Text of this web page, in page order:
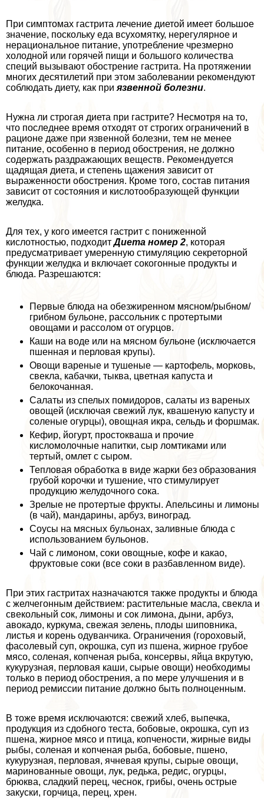
При симптомах гастрита лечение диетой имеет большое
значение, поскольку еда всухомятку, нерегулярное и
нерациональное питание, употрeбление чрезмерно
холодной или горячей пищи и большого количества
специй вызывают обострение гастрита. На протяжении
многих десятилетий при этом заболевании рекомендуют
соблюдать диету, как при язвенной болезни.
Нужна ли строгая диета при гастрите? Несмотря на то,
что последнее время отходят от строгих ограничений в
рационе даже при язвенной болезни, тем не менее
питание, особенно в период обострения, не должно
содержать раздражающих веществ. Рекомендуется
щадящая диета, и степень щажения зависит от
выраженности обострения. Кроме того, состав питания
зависит от состояния и кислотообразующей функции
желудка.
Для тех, у кого имеется гастрит с пониженной
кислотностью, подходитДиета номер 2, которая
предусматривает умеренную стимуляцию секреторной
функции желудка и включает сокогонные продукты и
блюда. Разрешаются:
Первые блюда на обезжиренном мясном/рыбном/
грибном бульоне, рассольник с протертыми
овощами и рассолом от огурцов.
Каши на воде или на мясном бульоне (исключается
пшенная и перловая крупы).
Овощи вареные и тушеные — картофель, морковь,
свекла, кабачки, тыква, цветная капуста и
белокочанная.
Салаты из спелых помидоров, салаты из вареных
овощей (исключая свежий лук, квашеную капусту и
соленые огурцы), овощная икра, сельдь и форшмак.
Кефир, йогурт, простокваша и прочие
кисломолочные напитки, сыр ломтиками или
тертый, омлет с сыром.
Тепловая обработка в виде жарки без образования
грубой корочки и тушение, что стимулирует
продукцию желудочного сока.
Зрелые не протертые фрукты. Апельсины и лимоны
(в чай), мaндарины, арбуз, виноград.
Соусы на мясных бульонах, заливные блюда с
использованием бульонов.
Чай с лимоном, соки овощные, кофе и какао,
фруктовые соки (все соки в разбавленном виде).
При этих гастритах назначаются также продукты и блюда
с желчегонным действием: растительные масла, свекла и
свекольный сок, лимоны и сок лимона, дыни, арбуз,
авокадо, куркума, свежая зелень, плоды шиповника,
листья и корень одуванчика. Ограничения (гороховый,
фасолевый суп, окрошка, суп из пшена, жирное грубое
мясо, соленая, копченая рыба, консервы, яйца вкрутую,
кукурузная, перловая каши, сырые овощи) необходимы
только в период обострения, а по мере улучшения и в
период ремиссии питание должно быть полноценным.
В тоже время исключаются: свежий хлеб, выпечка,
продукция из сдобного теста, бобовые, окрошка, суп из
пшена, жирное мясо и птица, копчености, жирные виды
рыбы, соленая и копченая рыба, бобовые, пшено,
кукурузная, перловая, ячневая крупы, сырые овощи,
маринованные овощи, лук, редька, редис, огурцы,
брюква, сладкий перец, чеснок, грибы, очень острые
закуски, горчица, перец, хрен.